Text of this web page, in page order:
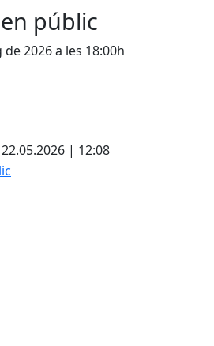
públic
2026 a les 18:00h
| 12:08